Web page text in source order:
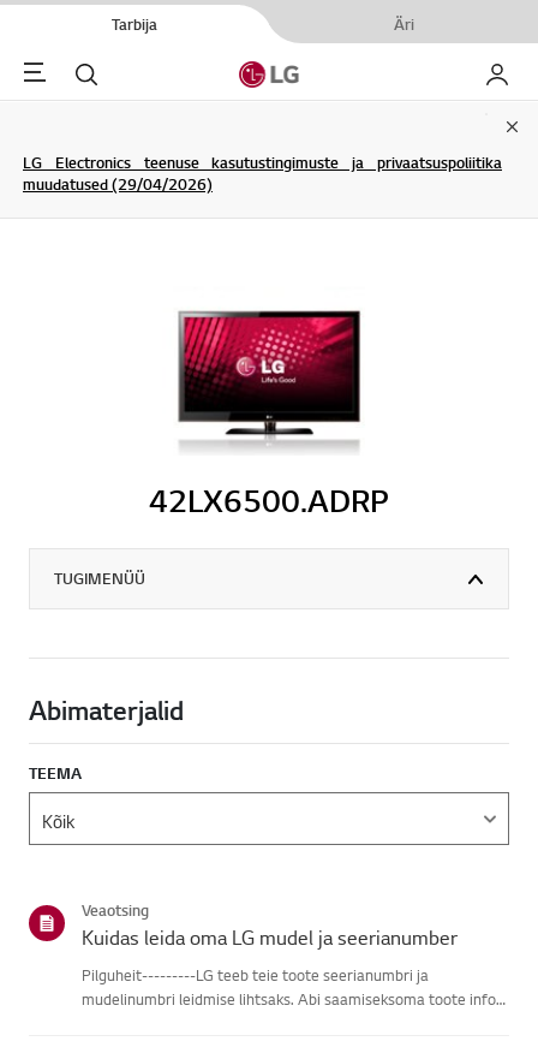
Tarbija Äri
Menu Otsi Minu
LG Electronics teenuse kasutustingimuste ja privaatsuspoliitika
muudatused (29/04/2026)
42LX6500.ADRP
TUGIMENÜÜ
Abimaterjalid
TEEMA
Veaotsing
Kuidas leida oma LG mudel ja seerianumber
Pilguheit---------LG teeb teie toote seerianumbri ja
mudelinumbri leidmise lihtsaks. Abi saamiseksoma toote info